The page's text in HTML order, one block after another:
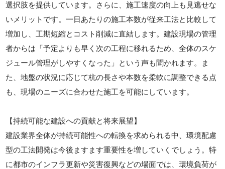
選択肢を提供しています。さらに、施工速度の向上も見逃せな
いメリットです。一日あたりの施工本数が従来工法と比較して
増加し、工期短縮とコスト削減に直結します。建設現場の管理
者からは「予定よりも早く次の工程に移れるため、全体のスケ
ジュール管理がしやすくなった」という声も聞かれます。ま
た、地盤の状況に応じて杭の長さや本数を柔軟に調整できる点
も、現場のニーズに合わせた施工を可能にしています。
【持続可能な建設への貢献と将来展望】
建設業界全体が持続可能性への転換を求められる中、環境配慮
型の工法開発は今後ますます重要性を増していくでしょう。特
に都市のインフラ更新や災害復興などの場面では、環境負荷が